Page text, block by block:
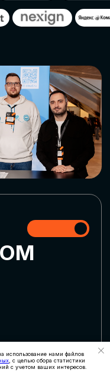
использование нами файлов
, с целью сбора статистики
с учетом ваших интересов.